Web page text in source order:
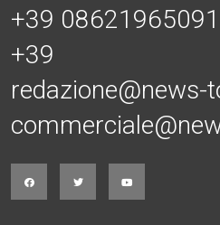
+39 08621965091
+39
redazione@news-